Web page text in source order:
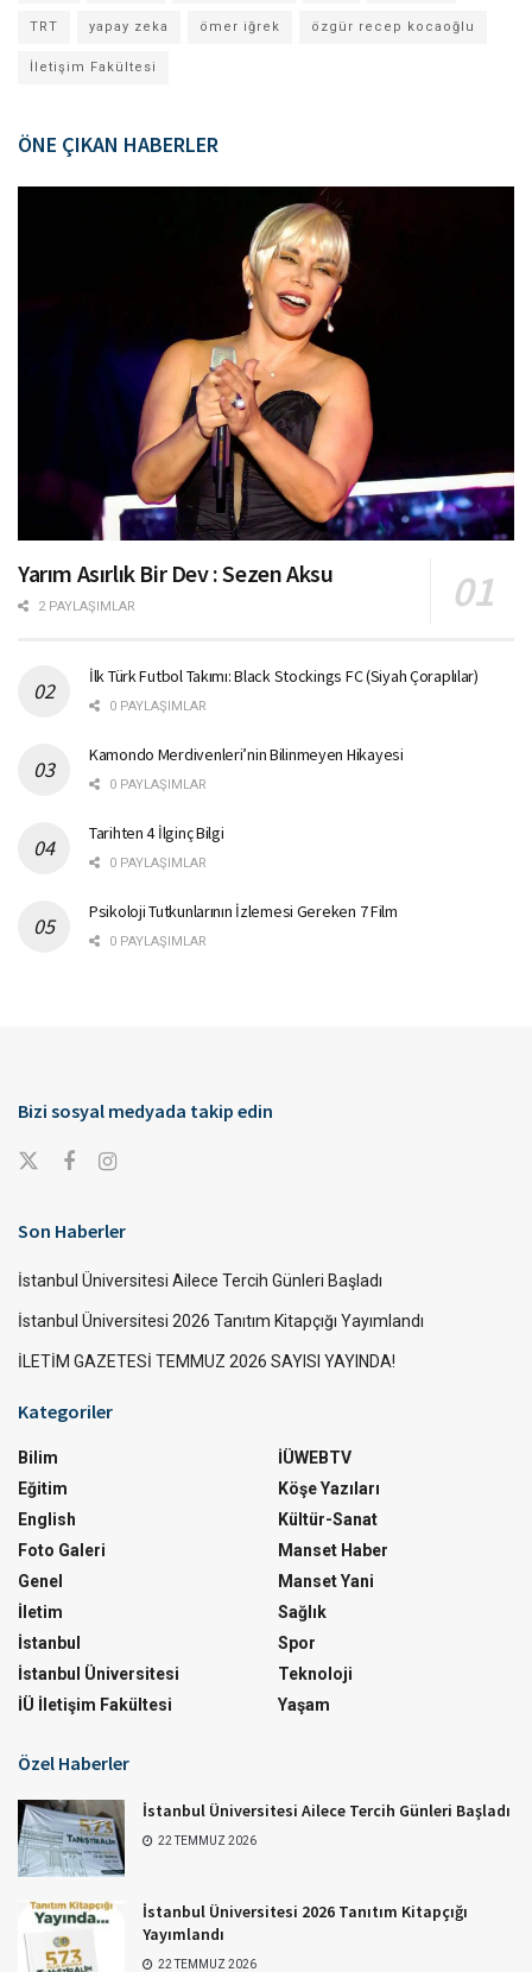
TRT yapay zeka ömer iğrek özgür recep kocaoğlu
İletişim Fakültesi
ÖNE ÇIKAN HABERLER
Yarım Asırlık Bir Dev : Sezen Aksu
2 PAYLAŞIMLAR
İlk Türk Futbol Takımı: Black Stockings FC (Siyah Çoraplılar)
0 PAYLAŞIMLAR
Kamondo Merdivenleri’nin Bilinmeyen Hikayesi
0 PAYLAŞIMLAR
Tarihten 4 İlginç Bilgi
0 PAYLAŞIMLAR
Psikoloji Tutkunlarının İzlemesi Gereken 7 Film
0 PAYLAŞIMLAR
Bizi sosyal medyada takip edin
Son Haberler
İstanbul Üniversitesi Ailece Tercih Günleri Başladı
İstanbul Üniversitesi 2026 Tanıtım Kitapçığı Yayımlandı
İLETİM GAZETESİ TEMMUZ 2026 SAYISI YAYINDA!
Kategoriler
Bilim
Eğitim
English
Foto Galeri
Genel
İletim
İstanbul
İstanbul Üniversitesi
İÜ İletişim Fakültesi
İÜWEBTV
Köşe Yazıları
Kültür-Sanat
Manset Haber
Manset Yani
Sağlık
Spor
Teknoloji
Yaşam
Özel Haberler
İstanbul Üniversitesi Ailece Tercih Günleri Başladı
22 TEMMUZ 2026
İstanbul Üniversitesi 2026 Tanıtım Kitapçığı
Yayımlandı
22 TEMMUZ 2026